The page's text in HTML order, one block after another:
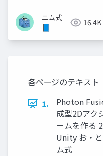
ニム式
📘
16.4K
各ページのテキスト
1.
Photon
成型2Dアク
ームを作る
Unity お・
ム式